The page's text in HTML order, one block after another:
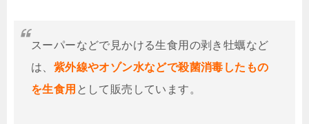
スーパーなどで見かける生食用の剥き牡蠣など
は、 紫外線やオゾン水などで殺菌消毒したもの
を生食用 として販売しています。